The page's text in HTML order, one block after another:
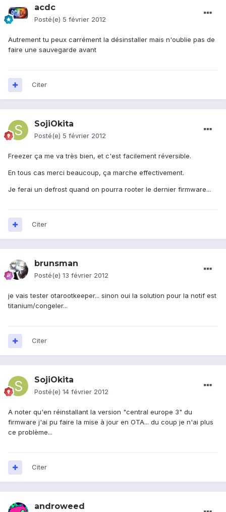
acdc
Posté(e) 5 février 2012
Autrement tu peux carrément la désinstaller mais n'oublie pas de
faire une sauvegarde avant
Citer
SojiOkita
Posté(e) 5 février 2012
Freezer ça me va très bien, et c'est facilement réversible.
En tous cas merci beaucoup, ça marche effectivement.
Je ferai un defrost quand on pourra rooter le dernier firmware...
Citer
brunsman
Posté(e) 13 février 2012
je vais tester otarootkeeper... sinon oui la solution pour la notif est
titanium/congeler...
Citer
SojiOkita
Posté(e) 14 février 2012
A noter qu'en réinstallant la version "central europe 3" du
firmware j'ai pu faire la mise à jour en OTA... du coup je n'ai plus
ce problème...
Citer
androweed